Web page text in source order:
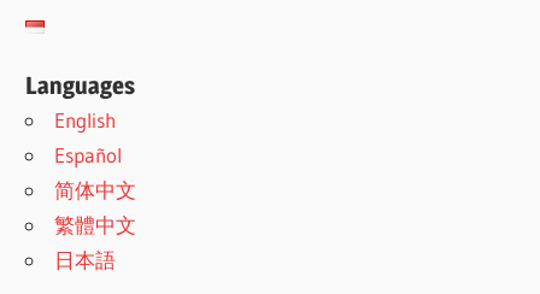
Languages
English
Español
简体中文
繁體中文
日本語